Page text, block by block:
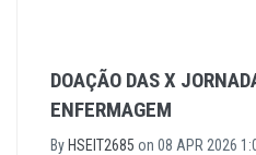
DOAÇÃO DAS X
ENFERMAGEM
By HSEIT2685 on 08 APR 2026